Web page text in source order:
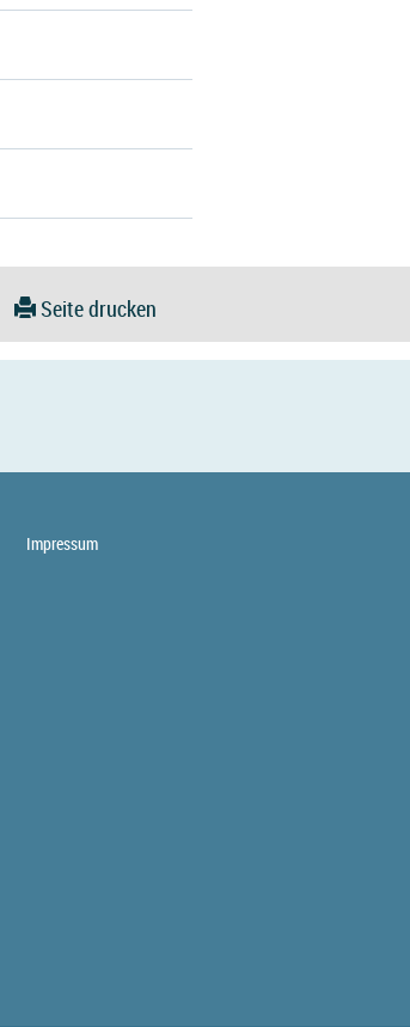
Seite drucken
Impressum